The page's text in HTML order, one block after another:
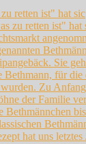
retten ist" hat sic